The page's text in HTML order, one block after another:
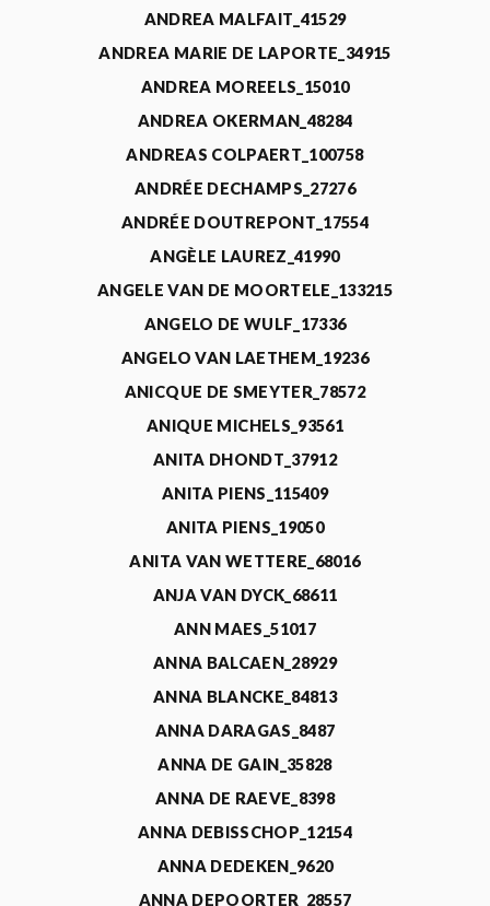
ANDREA MALFAIT_41529
ANDREA MARIE DE LAPORTE_34915
ANDREA MOREELS_15010
ANDREA OKERMAN_48284
ANDREAS COLPAERT_100758
ANDRÉE DECHAMPS_27276
ANDRÉE DOUTREPONT_17554
ANGÈLE LAUREZ_41990
ANGELE VAN DE MOORTELE_133215
ANGELO DE WULF_17336
ANGELO VAN LAETHEM_19236
ANICQUE DE SMEYTER_78572
ANIQUE MICHELS_93561
ANITA DHONDT_37912
ANITA PIENS_115409
ANITA PIENS_19050
ANITA VAN WETTERE_68016
ANJA VAN DYCK_68611
ANN MAES_51017
ANNA BALCAEN_28929
ANNA BLANCKE_84813
ANNA DARAGAS_8487
ANNA DE GAIN_35828
ANNA DE RAEVE_8398
ANNA DEBISSCHOP_12154
ANNA DEDEKEN_9620
ANNA DEPOORTER_28557